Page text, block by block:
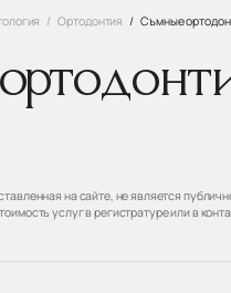
Ортодонтия Съмные
на сайте, не является
услуг в регистратуре или в